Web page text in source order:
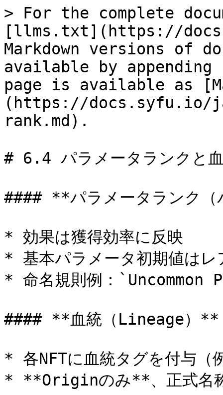
> For the complete
[llms.txt](https://
Markdown versions of
available by
page is available as
(https://docs.syfu.io/
rank.md).
# 6.4 パラメータランクと
#### **パラメータランク（
* 効果は獲得効率に反映
* 基本パラメータ初期値はレ
* 命名規則例：`Uncommon
#### **血統（Lineage）**
* 各NFTに血統タグを付与
* **Originのみ**、正式名